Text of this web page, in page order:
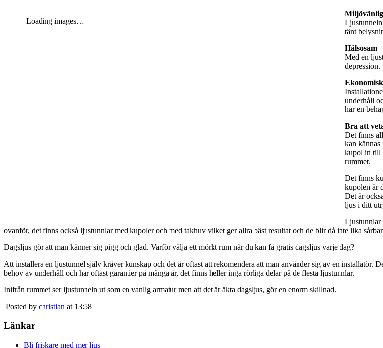
Loading images…
Miljövänlig
tänt
Hälsosam
Med en
depression.
Ekonomisk
underhåll
har en
Bra att
Det finns
kan kännas
kupol in till
rummet.
Det finns
kupolen är
Det är
ljus i ditt
Ljustunnlar
ovanför, det finns också ljustunnlar med kupoler och med takhuv vilket ger allra bäst resultat och de blir då inte lika
Dagsljus gör att man känner sig pigg och glad. Varför välja ett mörkt rum när du kan få gratis dagsljus varje dag?
Att installera en ljustunnel själv kräver kunskap och det är oftast att rekomendera att man använder sig av en
behov av underhåll och har oftast garantier på många år, det finns heller inga rörliga delar på de flesta ljustunnlar.
Inifrån rummet ser ljustunneln ut som en vanlig armatur men att det är äkta dagsljus, gör en enorm skillnad.
Posted by christian at 13:58
Länkar
Bli friskare med mer ljus